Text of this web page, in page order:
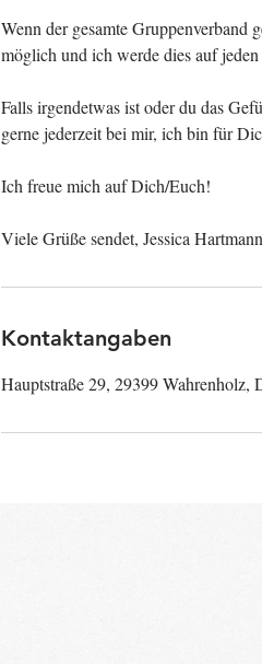
Wenn der gesamte Gruppenverband
möglich und ich werde dies auf
Falls irgendetwas ist oder du das
gerne jederzeit bei mir, ich bin für
Ich freue mich auf Dich/Euch!
Kontaktangaben
Hauptstraße 29, 29399 Wahrenholz,